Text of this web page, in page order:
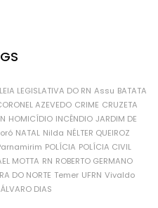
LEGISLATIVA DO RN Assu BATATA
AZEVEDO CRIME CRUZETA
HOMICÍDIO INCÊNDIO JARDIM DE
NATAL Nilda NÉLTER QUEIROZ
POLÍCIA POLÍCIA CIVIL
MOTTA RN ROBERTO GERMANO
DO NORTE Temer UFRN Vivaldo
ÁLVARO DIAS